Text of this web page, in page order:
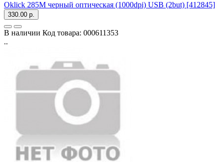
Oklick 285M черный оптическая (1000dpi) USB (2but) [412845]
330.00 р.
В наличии Код товара: 000611353
..